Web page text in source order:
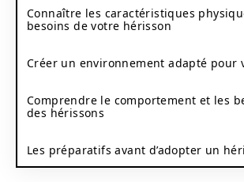
Connaître les caractéristiques
besoins de votre hérisson
Créer un environnement adapté pour
Comprendre le comportement et les
des hérissons
Les préparatifs avant d’adopter un